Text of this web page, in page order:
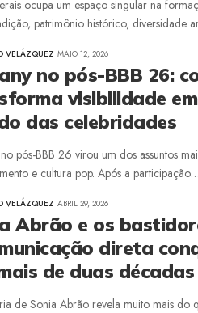
ocupa um espaço singular na
patrimônio histórico, diversidade
VELÁZQUEZ MAIO 12, 2026
no pós-BBB 26:
visibilidade
das celebridades
pós-BBB 26 virou um dos assuntos
e cultura pop. Após a participação…
VELÁZQUEZ ABRIL 29, 2026
Abrão e os
direta
de duas décadas
de Sonia Abrão revela muito mais do